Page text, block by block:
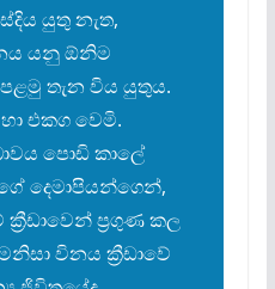
යුතු නැත,
යනු ඕනිම
තැන විය යුතුය.
එකග වෙමි.
පොඩි කාලේ
දෙමාපියන්ගෙන්,
ක්රීඩාවෙන් ප්රගුණ කල
විනය ක්රීඩාවේ